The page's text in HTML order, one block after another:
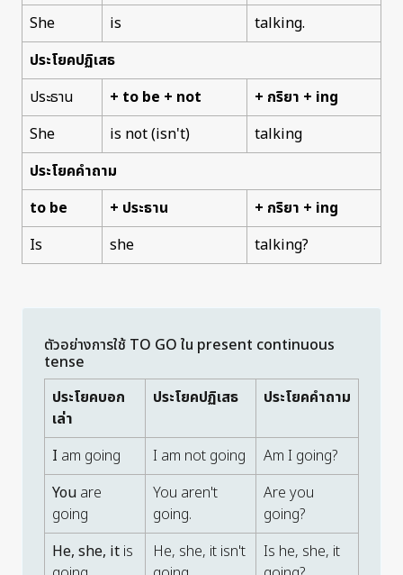
She
is
talking.
ประโยคปฏิเสธ
ประธาน
+ to be + not + กริยา + ing
She
is not (isn't)
talking
ประโยคคำถาม
to be
+ ประธาน + กริยา + ing
Is
she talking?
ตัวอย่างการใช้ TO GO ใน present continuous
tense
ประโยคบอก
เล่า
ประโยคปฏิเสธ ประโยคคำถาม
I am going I am not going
Am I going?
You are
going
You aren't
going.
Are you
going?
He, she, it is
He, she, it isn't
Is he, she, it